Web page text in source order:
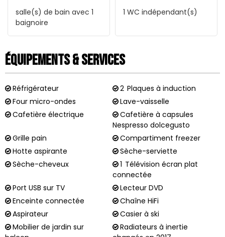
salle(s) de bain avec 1
baignoire
1 WC indépendant(s)
Équipements & Services
Réfrigérateur 2 Plaques à induction
Four micro-ondes
Lave-vaisselle
Cafetière électrique
Cafetière à capsules
Nespresso dolcegusto
Grille pain
Compartiment freezer
Hotte aspirante
Sèche-serviette
Sèche-cheveux
1 Télévision écran plat
connectée
Port USB sur TV
Lecteur DVD
Enceinte connectée
Chaîne HiFi
Aspirateur
Casier à ski
Mobilier de jardin sur
Radiateurs à inertie